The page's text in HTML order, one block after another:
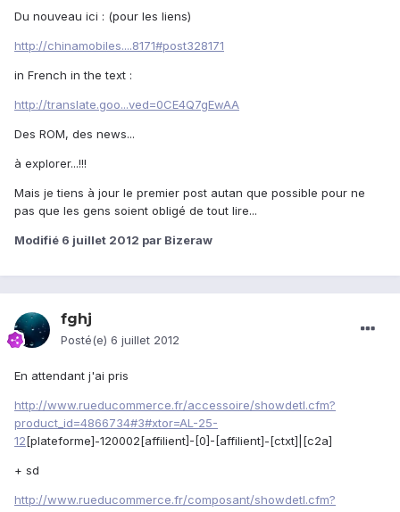
Du nouveau ici : (pour les liens)
http://chinamobiles....8171#post328171
in French in the text :
http://translate.goo...ved=0CE4Q7gEwAA
Des ROM, des news...
à explorer...!!!
Mais je tiens à jour le premier post autan que possible pour ne
pas que les gens soient obligé de tout lire...
Modifié 6 juillet 2012 par Bizeraw
fghj
Posté(e) 6 juillet 2012
En attendant j'ai pris
http://www.rueducommerce.fr/accessoire/showdetl.cfm?
product_id=4866734#3#xtor=AL-25-
12[plateforme]-120002[affilient]-[0]-[affilient]-[ctxt]|[c2a]
+ sd
http://www.rueducommerce.fr/composant/showdetl.cfm?